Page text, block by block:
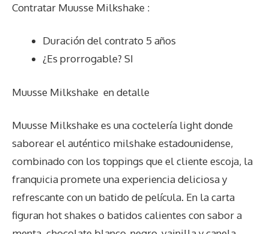
Contratar Muusse Milkshake :
Duración del contrato 5 años
¿Es prorrogable? SI
Muusse Milkshake en detalle
Muusse Milkshake es una coctelería light donde
saborear el auténtico milshake estadounidense,
combinado con los toppings que el cliente escoja, la
franquicia promete una experiencia deliciosa y
refrescante con un batido de película. En la carta
figuran hot shakes o batidos calientes con sabor a